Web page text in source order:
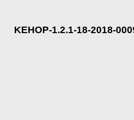
KEHOP-1.2.1-18-2018-